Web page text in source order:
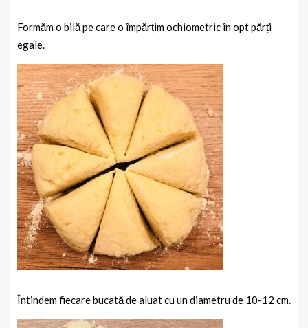
Formăm o bilă pe care o împărțim ochiometric în opt părți
egale.
Întindem fiecare bucată de aluat cu un diametru de 10-12 cm.